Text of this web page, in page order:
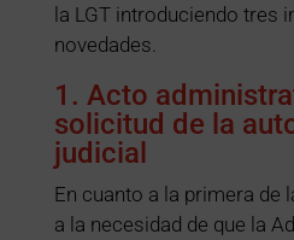
la LGT introduciendo tres
novedades.
1. Acto
solicitud de la
judicial
En cuanto a la primera de
a la necesidad de que la